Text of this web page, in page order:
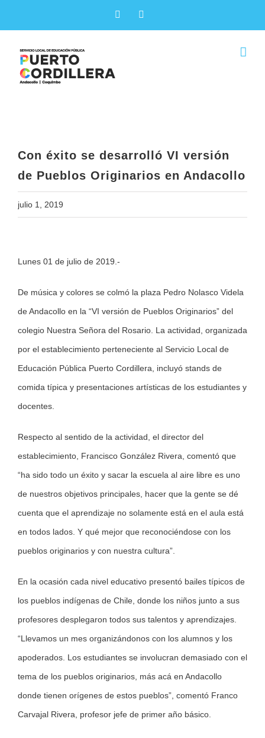
Facebook
Con éxito se desarrolló VI versión
de Pueblos Originarios en Andacollo
julio 1, 2019
Larger
Lunes 01 de julio de 2019.-
De música y colores se colmó la plaza Pedro Nolasco Videla
de Andacollo en la “VI versión de Pueblos Originarios” del
colegio Nuestra Señora del Rosario. La actividad, organizada
por el establecimiento perteneciente al Servicio Local de
Educación Pública Puerto Cordillera, incluyó stands de
comida típica y presentaciones artísticas de los estudiantes y
docentes.
Respecto al sentido de la actividad, el director del
establecimiento, Francisco González Rivera, comentó que
“ha sido todo un éxito y sacar la escuela al aire libre es uno
de nuestros objetivos principales, hacer que la gente se dé
cuenta que el aprendizaje no solamente está en el aula está
en todos lados. Y qué mejor que reconociéndose con los
pueblos originarios y con nuestra cultura”.
En la ocasión cada nivel educativo presentó bailes típicos de
los pueblos indígenas de Chile, donde los niños junto a sus
profesores desplegaron todos sus talentos y aprendizajes.
“Llevamos un mes organizándonos con los alumnos y los
apoderados. Los estudiantes se involucran demasiado con el
tema de los pueblos originarios, más acá en Andacollo
donde tienen orígenes de estos pueblos”, comentó Franco
Carvajal Rivera, profesor jefe de primer año básico.